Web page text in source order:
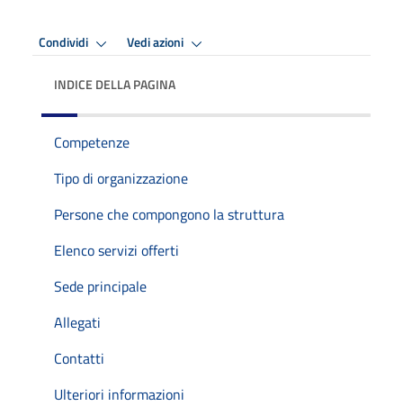
Condividi Vedi azioni
INDICE DELLA PAGINA
Competenze
Tipo di organizzazione
Persone che compongono la struttura
Elenco servizi offerti
Sede principale
Allegati
Contatti
Ulteriori informazioni